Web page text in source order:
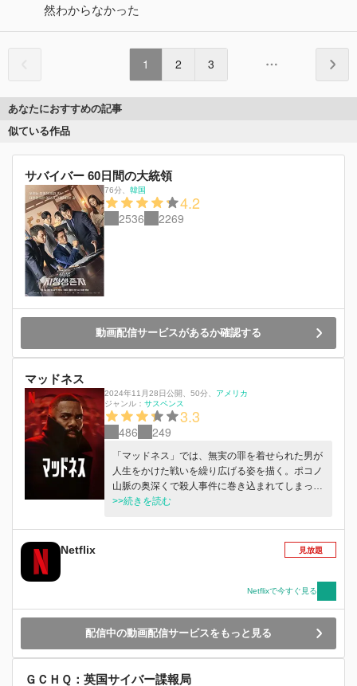
然わからなかった
1 2 3
あなたにおすすめの記事
似ている作品
サバイバー 60日間の大統領
76分 韓国
4.2
2536 2269
動画配信サービスがあるか確認する
マッドネス
2024年11月28日公開 50分
アメリカ
ジャンル： サスペンス
3.3
486 249
「マッドネス」では、無実の罪を着せられた男が
人生をかけた戦いを繰り広げる姿を描く。ポコノ
山脈の奥深くで殺人事件に巻き込まれてしまった
メディア評論家のマンシー・ダニエルズ (コール
か、マンシーは生き延びるために疎遠になってい
た家族と再会し、捨て去っていた理想を再び目指
>>続きを読む
Netflix 見放題
Netflixで今すぐ見る
配信中の動画配信サービスをもっと見る
ＧＣＨＱ：英国サイバー諜報局